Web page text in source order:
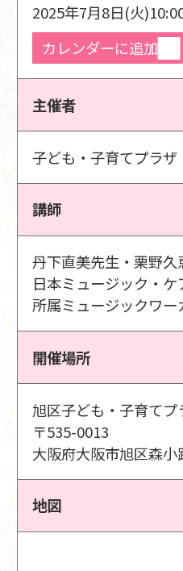
2025年7月8日(火)
カレンダーに追加
主催者
子ども・子育てプラザ
講師
丹下直美先生・栗野久
日本ミュージック・
所属ミュージックワー
開催場所
旭区子ども・子育て
〒535-0013
大阪府大阪市旭区森小
地図